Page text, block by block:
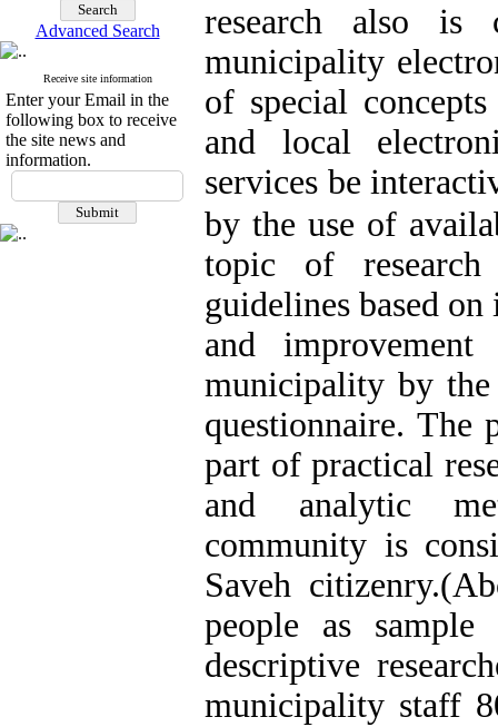
Advanced Search
Receive site information
Enter your Email in the
following box to receive
the site news and
information.
research also is
municipality
of special
and local
services be
by the use of
topic of research
guidelines based
and
municipality by
questionnaire. The
part of practical
and analytic
community is
Saveh
people as
descriptive
municipality staff